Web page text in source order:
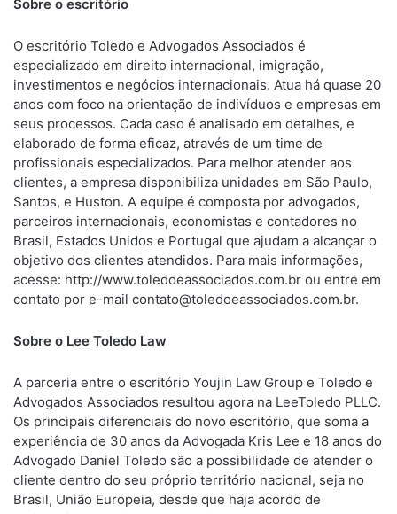
Sobre o escritório
O escritório Toledo e Advogados Associados é
especializado em direito internacional, imigração,
investimentos e negócios internacionais. Atua há quase 20
anos com foco na orientação de indivíduos e empresas em
seus processos. Cada caso é analisado em detalhes, e
elaborado de forma eficaz, através de um time de
profissionais especializados. Para melhor atender aos
clientes, a empresa disponibiliza unidades em São Paulo,
Santos, e Huston. A equipe é composta por advogados,
parceiros internacionais, economistas e contadores no
Brasil, Estados Unidos e Portugal que ajudam a alcançar o
objetivo dos clientes atendidos. Para mais informações,
acesse: http://www.toledoeassociados.com.br ou entre em
contato por e-mail contato@toledoeassociados.com.br.
Sobre o Lee Toledo Law
A parceria entre o escritório Youjin Law Group e Toledo e
Advogados Associados resultou agora na LeeToledo PLLC.
Os principais diferenciais do novo escritório, que soma a
experiência de 30 anos da Advogada Kris Lee e 18 anos do
Advogado Daniel Toledo são a possibilidade de atender o
cliente dentro do seu próprio território nacional, seja no
Brasil, União Europeia, desde que haja acordo de